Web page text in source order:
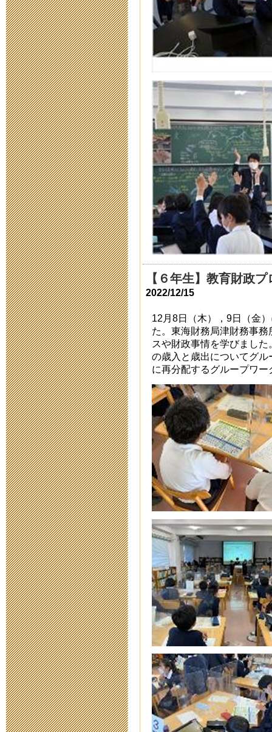
対話型ロボッ
ム（変更案内
2021年9月 9日
第 40 次公開
2021年9月 1日
対話型ロボッ
ム（案内）
2021年8月 6日
入学者募集要
2021年6月28日
第４０次公開
2021年2月 8日
令和３年度新
2020年11月14日
出願の受付に
2020年10月 8日
願書交付につ
2020年9月 4日
津市e-
2020年7月27日
令和３年度新
2020年7月 3日
臨時休校によ
2020年6月 3日
「緊急事態宣
て
【６年生】教育財政
2022/12/15
12月8日（木），9日（金
た。東海財務局津財務事
スや財政事情を学びまし
の歳入と歳出についてグ
に再分配するグループワー